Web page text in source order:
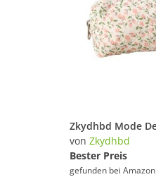
von Zkydhbd
Bester Preis
gefunden bei Amazon